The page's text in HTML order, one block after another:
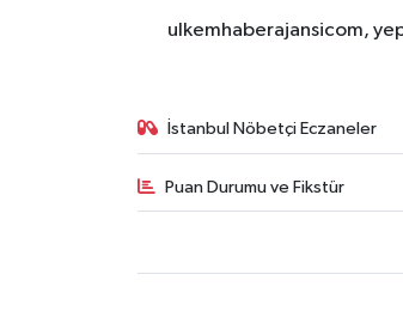
ulkemhaberajansicom,
İstanbul Nöbetçi Eczaneler
Puan Durumu ve Fikstür